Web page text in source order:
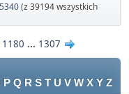
(z 39194 wszystkich
1180 ... 1307
P Q R S T U V W X Y Z